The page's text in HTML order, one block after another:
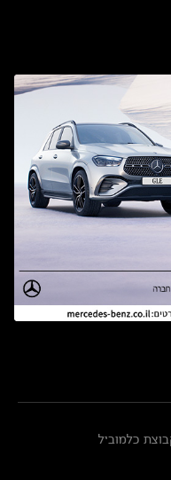
02-19
כלמוביל